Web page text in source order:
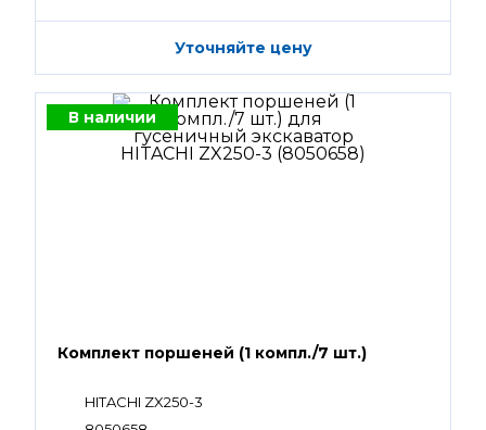
Уточняйте цену
В наличии
Комплект поршеней (1 компл./7 шт.)
HITACHI ZX250-3